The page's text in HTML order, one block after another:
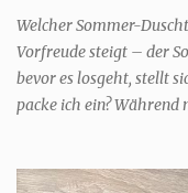
Welcher Sommer-
Vorfreude steigt – der
bevor es losgeht, stellt
packe ich ein? Während
Urlaub Entspannung